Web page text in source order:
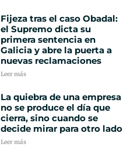
Fijeza tras el caso Obadal:
el Supremo dicta su
primera sentencia en
Galicia y abre la puerta a
nuevas reclamaciones
Leer más
La quiebra de una empresa
no se produce el día que
cierra, sino cuando se
decide mirar para otro lado
Leer más